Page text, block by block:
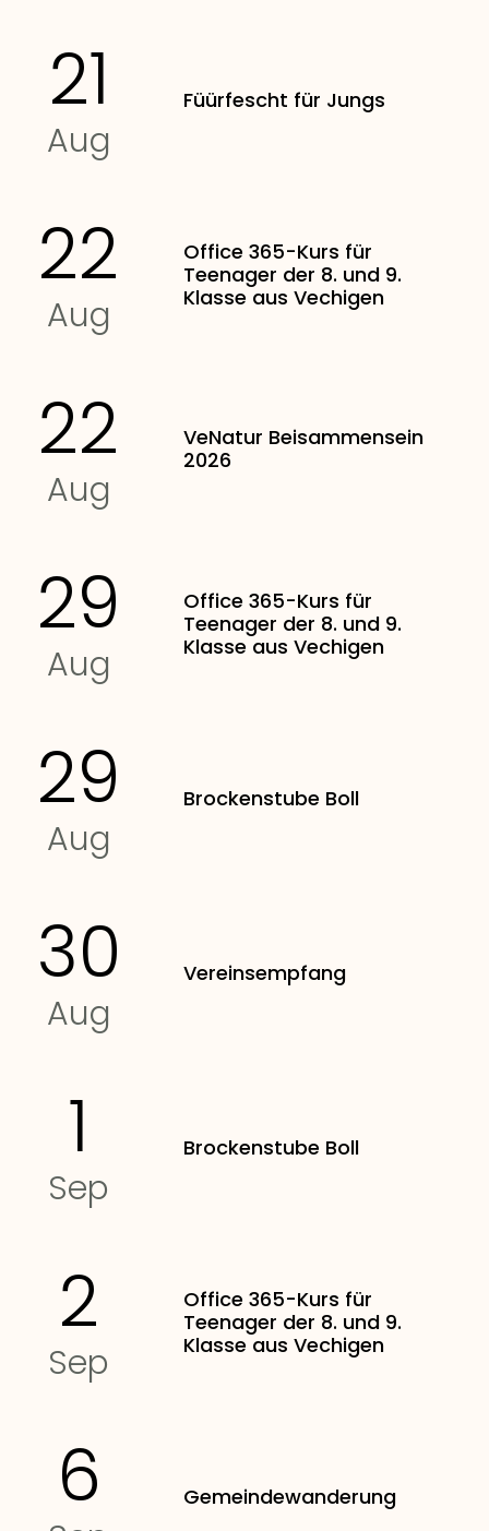
21
Aug
Füürfescht für Jungs
22
Aug
Office 365-Kurs für
Teenager der 8. und 9.
Klasse aus Vechigen
22
Aug
VeNatur Beisammensein
2026
29
Aug
Office 365-Kurs für
Teenager der 8. und 9.
Klasse aus Vechigen
29
Aug
Brockenstube Boll
30
Aug
Vereinsempfang
1
Sep
Brockenstube Boll
2
Sep
Office 365-Kurs für
Teenager der 8. und 9.
Klasse aus Vechigen
6 Gemeindewanderung